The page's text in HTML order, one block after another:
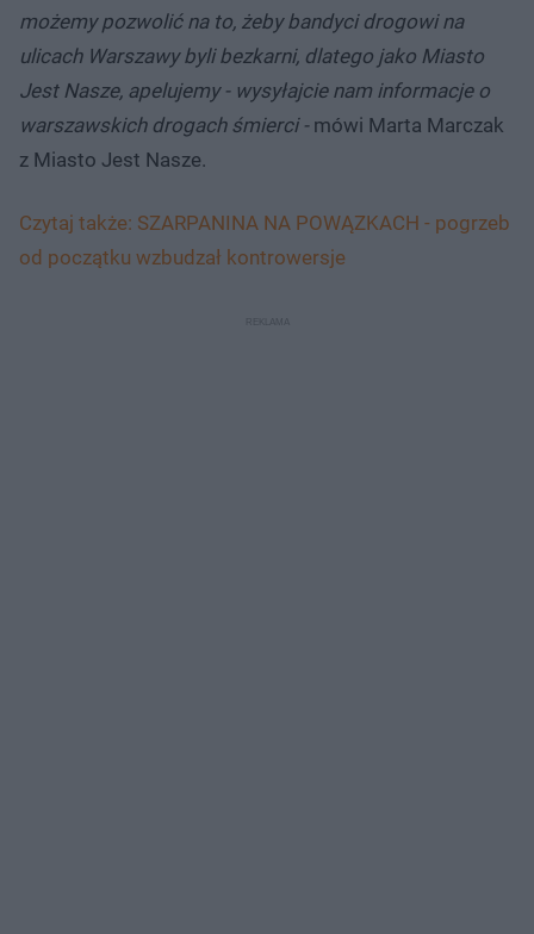
możemy pozwolić na to, żeby bandyci drogowi na
ulicach Warszawy byli bezkarni, dlatego jako Miasto
Jest Nasze, apelujemy - wysyłajcie nam informacje o
warszawskich drogach śmierci -mówi Marta Marczak
z Miasto Jest Nasze.
Czytaj także: SZARPANINA NA POWĄZKACH - pogrzeb
od początku wzbudzał kontrowersje